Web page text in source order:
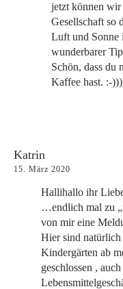
jetzt können
Gesellschaft so
Luft und Sonne
wunderbarer
Schön, dass du
Kaffee hast. :-
Katrin
15. März 2020
Hallihallo ihr
…endlich mal zu
von mir eine
Hier sind natürlich
Kindergärten ab
geschlossen ,